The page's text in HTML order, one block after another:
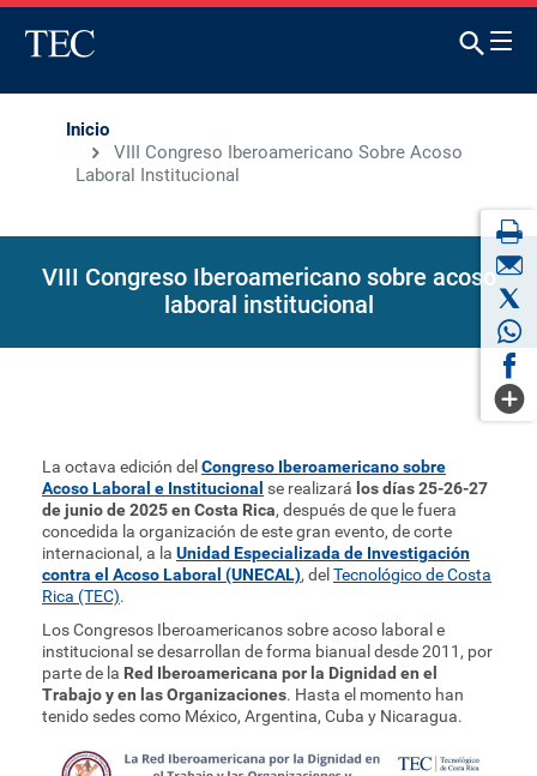
Inicio
VIII Congreso Iberoamericano Sobre Acoso
Laboral Institucional
VIII Congreso Iberoamericano sobre acoso
laboral institucional
La octava edición del Congreso Iberoamericano sobre
Acoso Laboral e Institucional se realizará los días 25-26-27
de junio de 2025 en Costa Rica, después de que le fuera
concedida la organización de este gran evento, de corte
internacional, a la Unidad Especializada de Investigación
contra el Acoso Laboral (UNECAL), del Tecnológico de Costa
Rica (TEC).
Los Congresos Iberoamericanos sobre acoso laboral e
institucional se desarrollan de forma bianual desde 2011, por
parte de la Red Iberoamericana por la Dignidad en el
Trabajo y en las Organizaciones. Hasta el momento han
tenido sedes como México, Argentina, Cuba y Nicaragua.